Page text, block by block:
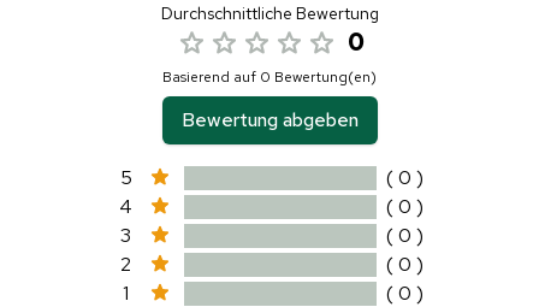
Durchschnittliche Bewertung
0
Basierend auf 0 Bewertung(en)
Bewertung abgeben
5
( 0 )
4
( 0 )
3
( 0 )
2
( 0 )
1
( 0 )